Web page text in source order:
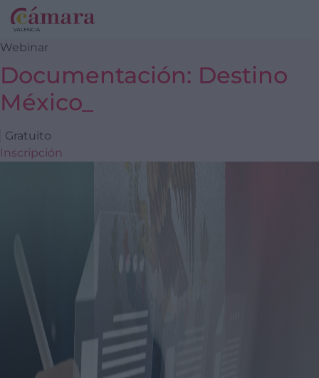
Webinar
Documentación: Destino
México_
Gratuito
Inscripción